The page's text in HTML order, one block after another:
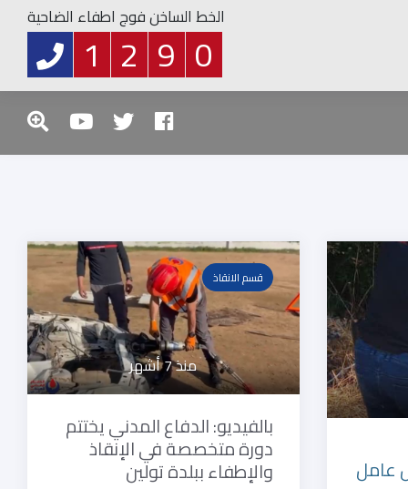
الخط الساخن فوج اطفاء الضاحية
0
9
2
1
عامل
قسم الانقاذ
منذ 7 أشهر
بالفيديو: الدفاع المدني يختتم
دورة متخصصة في الإنقاذ
والإطفاء ببلدة تولين